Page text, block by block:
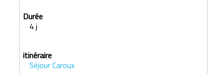
4 j
Séjour Caroux